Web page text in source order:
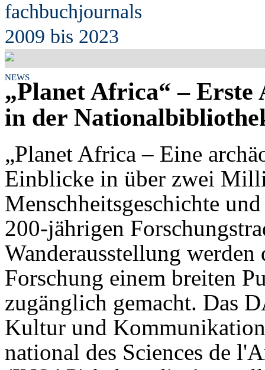
fachbuchjournals
2009 bis 2023
NEWS
„Planet Africa“ – Erste
in der
„Planet Africa – Eine
Einblicke in über zwei
Menschheitsgeschichte
200-jährigen
Wanderausstellung
Forschung einem breiten
zugänglich gemacht. Das
Kultur und
national des Sciences de